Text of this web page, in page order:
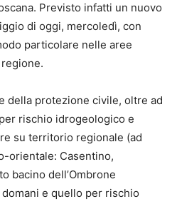
Previsto infatti un nuovo
di oggi, mercoledì, con
particolare nelle aree
della protezione civile, oltre ad
rischio idrogeologico e
su territorio regionale (ad
orientale: Casentino,
bacino dell’Ombrone
e quello per rischio